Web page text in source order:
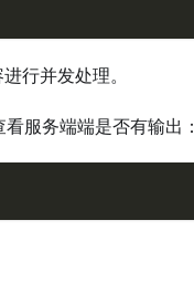
行并发处理。
服务端端是否有输出：